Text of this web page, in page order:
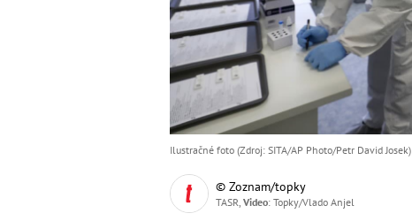
Ilustračné foto (Zdroj: SITA/AP Photo/Petr David Josek)
© Zoznam/topky
TASR, Video: Topky/Vlado Anjel